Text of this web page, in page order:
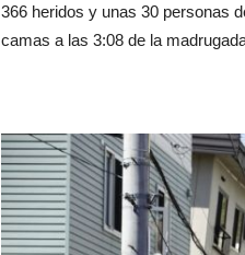
366 heridos y unas 30 personas
camas a las 3:08 de la